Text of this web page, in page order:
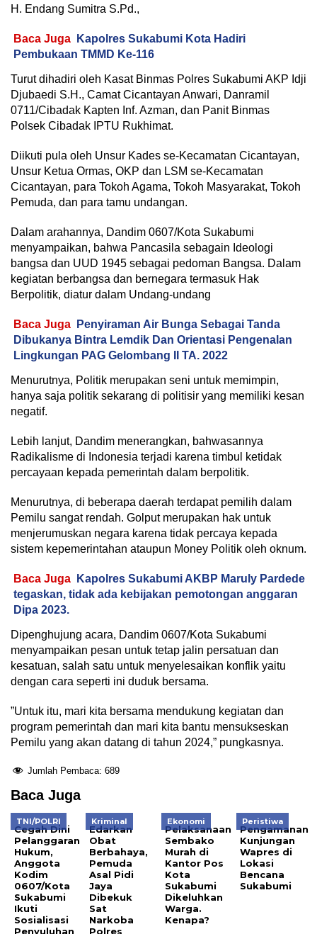
H. Endang Sumitra S.Pd.,
Baca Juga
Kapolres Sukabumi Kota Hadiri
Pembukaan TMMD Ke-116
Turut dihadiri oleh Kasat Binmas Polres Sukabumi AKP Idji
Djubaedi S.H., Camat Cicantayan Anwari, Danramil
0711/Cibadak Kapten Inf. Azman, dan Panit Binmas
Polsek Cibadak IPTU Rukhimat.
Diikuti pula oleh Unsur Kades se-Kecamatan Cicantayan,
Unsur Ketua Ormas, OKP dan LSM se-Kecamatan
Cicantayan, para Tokoh Agama, Tokoh Masyarakat, Tokoh
Pemuda, dan para tamu undangan.
Dalam arahannya, Dandim 0607/Kota Sukabumi
menyampaikan, bahwa Pancasila sebagain Ideologi
bangsa dan UUD 1945 sebagai pedoman Bangsa. Dalam
kegiatan berbangsa dan bernegara termasuk Hak
Berpolitik, diatur dalam Undang-undang
Baca Juga
Penyiraman Air Bunga Sebagai Tanda
Dibukanya Bintra Lemdik Dan Orientasi Pengenalan
Lingkungan PAG Gelombang II TA. 2022
Menurutnya, Politik merupakan seni untuk memimpin,
hanya saja politik sekarang di politisir yang memiliki kesan
negatif.
Lebih lanjut, Dandim menerangkan, bahwasannya
Radikalisme di Indonesia terjadi karena timbul ketidak
percayaan kepada pemerintah dalam berpolitik.
Menurutnya, di beberapa daerah terdapat pemilih dalam
Pemilu sangat rendah. Golput merupakan hak untuk
menjerumuskan negara karena tidak percaya kepada
sistem kepemerintahan ataupun Money Politik oleh oknum.
Baca Juga
Kapolres Sukabumi AKBP Maruly Pardede
tegaskan, tidak ada kebijakan pemotongan anggaran
Dipa 2023.
Dipenghujung acara, Dandim 0607/Kota Sukabumi
menyampaikan pesan untuk tetap jalin persatuan dan
kesatuan, salah satu untuk menyelesaikan konflik yaitu
dengan cara seperti ini duduk bersama.
”Untuk itu, mari kita bersama mendukung kegiatan dan
program pemerintah dan mari kita bantu mensukseskan
Pemilu yang akan datang di tahun 2024,” pungkasnya.
Jumlah Pembaca: 689
Baca Juga
TNI/POLRI
Cegah Dini
Pelanggaran
Hukum,
Anggota
Kodim
0607/Kota
Sukabumi
Ikuti
Sosialisasi
Penyuluhan
Kriminal
Edarkan
Obat
Berbahaya,
Pemuda
Asal Pidi
Jaya
Dibekuk
Sat
Narkoba
Polres
Ekonomi
Pelaksanaan
Sembako
Murah di
Kantor Pos
Kota
Sukabumi
Dikeluhkan
Warga.
Kenapa?
Peristiwa
Pengamanan
Kunjungan
Wapres di
Lokasi
Bencana
Sukabumi